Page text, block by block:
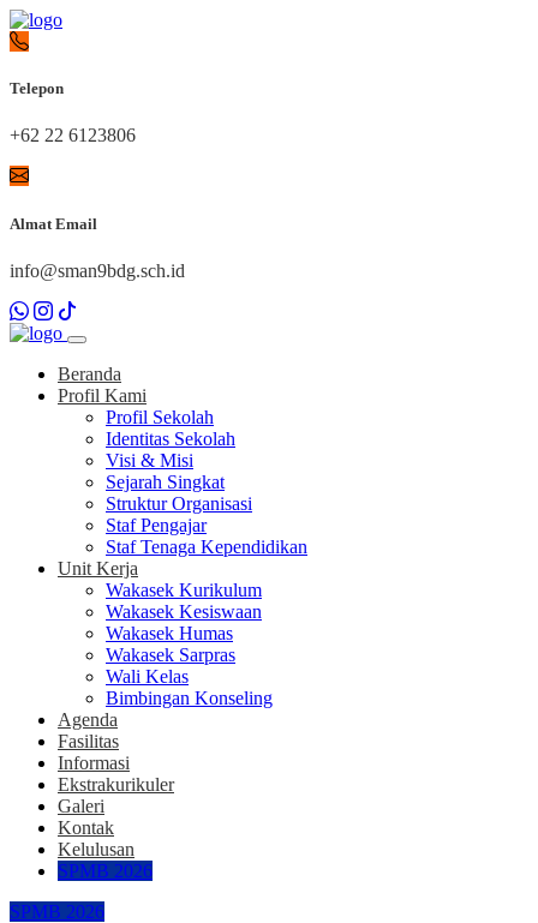
Telepon
+62 22 6123806
Almat Email
info@sman9bdg.sch.id
Beranda
Profil Kami
Profil Sekolah
Identitas Sekolah
Visi & Misi
Sejarah Singkat
Struktur Organisasi
Staf Pengajar
Staf Tenaga Kependidikan
Unit Kerja
Wakasek Kurikulum
Wakasek Kesiswaan
Wakasek Humas
Wakasek Sarpras
Wali Kelas
Bimbingan Konseling
Agenda
Fasilitas
Informasi
Ekstrakurikuler
Galeri
Kontak
Kelulusan
SPMB 2026
SPMB 2026